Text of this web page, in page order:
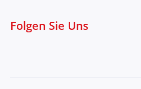
Folgen Sie Uns